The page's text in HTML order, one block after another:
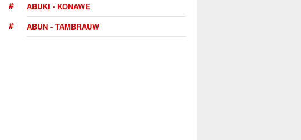
ABUKI - KONAWE
ABUN - TAMBRAUW